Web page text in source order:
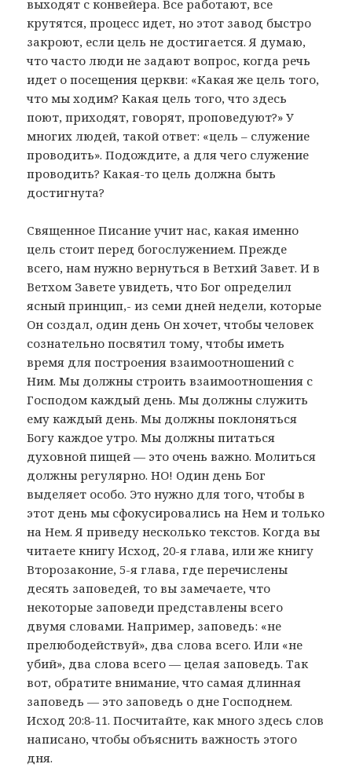
выходят с конвейера. Все работают, все
крутятся, процесс идет, но этот завод быстро
закроют, если цель не достигается. Я думаю,
что часто люди не задают вопрос, когда речь
идет о посещения церкви: «Какая же цель того,
что мы ходим? Какая цель того, что здесь
поют, приходят, говорят, проповедуют?» У
многих людей, такой ответ: «цель – служение
проводить». Подождите, а для чего служение
проводить? Какая-то цель должна быть
достигнута?
Священное Писание учит нас, какая именно
цель стоит перед богослужением. Прежде
всего, нам нужно вернуться в Ветхий Завет. И в
Ветхом Завете увидеть, что Бог определил
ясный принцип,- из семи дней недели, которые
Он создал, один день Он хочет, чтобы человек
сознательно посвятил тому, чтобы иметь
время для построения взаимоотношений с
Ним. Мы должны строить взаимоотношения с
Господом каждый день. Мы должны служить
ему каждый день. Мы должны поклоняться
Богу каждое утро. Мы должны питаться
духовной пищей — это очень важно. Молиться
должны регулярно. НО! Один день Бог
выделяет особо. Это нужно для того, чтобы в
этот день мы сфокусировались на Нем и только
на Нем. Я приведу несколько текстов. Когда вы
читаете книгу Исход, 20-я глава, или же книгу
Второзаконие, 5-я глава, где перечислены
десять заповедей, то вы замечаете, что
некоторые заповеди представлены всего
двумя словами. Например, заповедь: «не
прелюбодействуй», два слова всего. Или «не
убий», два слова всего — целая заповедь. Так
вот, обратите внимание, что самая длинная
заповедь — это заповедь о дне Господнем.
Исход 20:8-11. Посчитайте, как много здесь слов
написано, чтобы объяснить важность этого
дня.